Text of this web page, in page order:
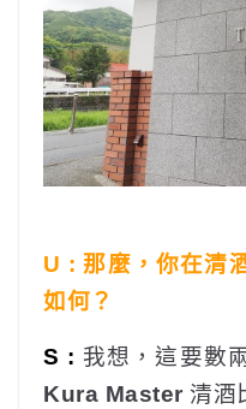
U : 那麼，你在清
如何？
S : 我想，這要數
Kura Master 清酒